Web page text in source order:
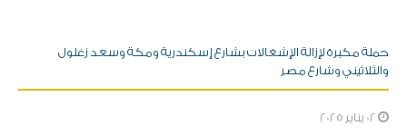
حملة مكبرة لإزالة الإشغالات بشارع إسكندرية ومكة وسعد زغلول
والثلاثيني وشارع مصر